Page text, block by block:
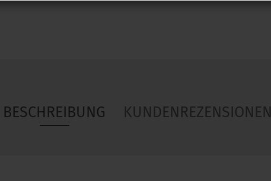
BESCHREIBUNG KUNDENREZENSIONEN